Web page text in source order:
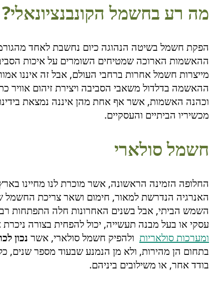
מה רע בחשמל הקונבנציונאלי?
הפקת חשמל בשיטה הנהוגה כיום נחשבת לאחד
ההאשמות הארוכה שמטיחים השומרים על איכות
מייצרות חשמל אחרות ברחבי העולם, אבל זה איננו
ההאשמה בדלדול משאבי הסביבה ויצירת זיהום
וכהנה האשמות, אשר אף אחת מהן איננה נמצאת
מכשיריו הביתיים והעסקיים.
חשמל סולארי
החלופה הזמינה הראשונה, אשר מוכרת לנו מחיינו
האנרגיה הנדרשת למאור, חימום ושאר צריכת החשמל
השמש הביתי, אבל בשנים האחרונות חלה התפתחות
עסקי או בעל מבנה תעשייה, יכול להפחית בצורה
ומערכות סולאריות ולהפיק חשמל סולארי, אשר נכון
בתחום הן מהירות, ולא מן הנמנע שבעוד מספר שנים,
בודד אחר, או משילובים ביניהם.